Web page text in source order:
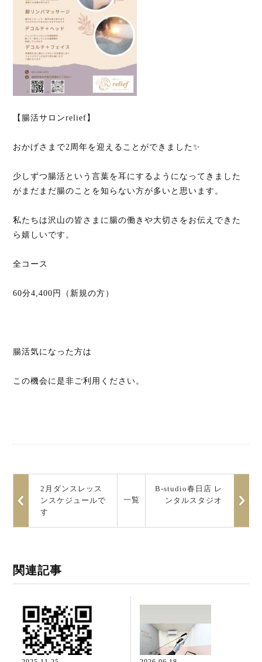
【腸活サロンrelief】
おかげさまで2周年を迎えることができました✨
少しずつ腸活という言葉を耳にするようになってきました
がまだまだ腸のことを知らない方が多いと思います。
私たちは沢山の皆さまに腸の働きや大切さをお伝えできた
ら嬉しいです。
全コース
60分4,400円（新規の方）
腸活気になった方は
この機会に是非ご利用ください。
B-studio春日店 レ
ンタルスタジオ
一覧
2月ダンスレッス
ンスケジュールで
す
関連記事